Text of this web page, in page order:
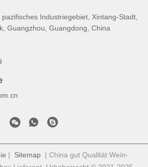
Industriegebiet, Xintang-Stadt,
Guangzhou, Guangdong, China
| Sitemap | China gut Qualität Wein-